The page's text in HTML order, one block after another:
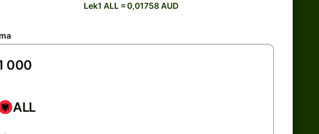
Lek1 ALL = 0,01758 AUD
ALL